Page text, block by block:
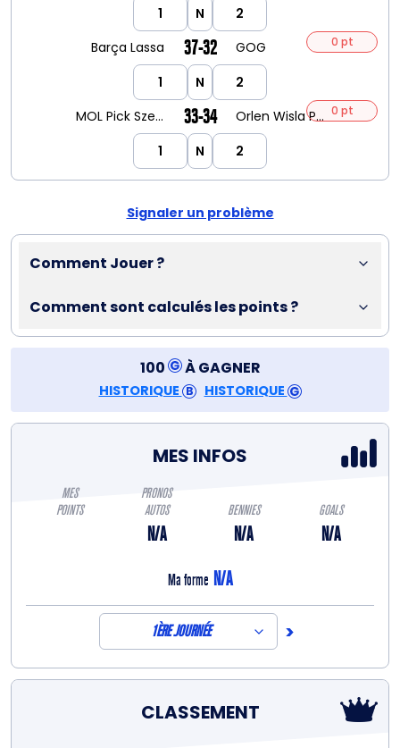
1
N 2
Barça Lassa
1
N 2
GOG
37-32 0 pt
MOL Pick Szeged
1
N 2
Orlen Wisla Plock
33-34 0 pt
Signaler un problème
Comment Jouer ?
Comment sont calculés les points ?
100 À GAGNER
HISTORIQUE HISTORIQUE
MES INFOS
MES
POINTS
PRONOS
AUTOS
N/A
BENNIES
N/A
GOALS
N/A
Ma forme N/A
1ÈRE JOURNÉE >
CLASSEMENT